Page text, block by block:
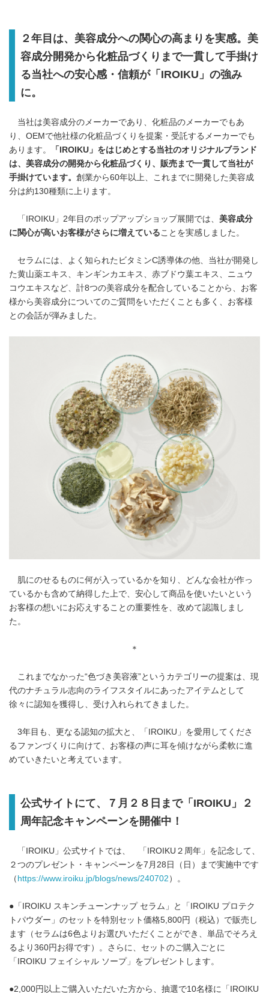
２年目は、美容成分への関心の高まりを実感。美
容成分開発から化粧品づくりまで一貫して手掛け
る当社への安心感・信頼が「IROIKU」の強み
に。
当社は美容成分のメーカーであり、化粧品のメーカーでもあ
り、OEMで他社様の化粧品づくりを提案・受託するメーカーでも
あります。
「 IROIKU 」をはじめとする当社のオリジナルブランド
は、美容成分の開発から化粧品づくり、
販売まで一貫して当社が
手掛けています。 創業から60年以上、これまでに開発した美容成
分は約130種類に上ります。
「IROIKU」2年目のポップアップショップ展開では、 美容成分
に 関心が高いお客様がさらに増えている ことを実感しました。
セラムには、よく知られたビタミンC誘導体の他、当社が開発し
た黄山薬エキス、キンギンカエキス、赤ブドウ葉エキス、ニュウ
コウエキスなど、計8つの美容成分を配合していることから、お客
様から美容成分についてのご質問をいただくことも多く、お客様
との会話が弾みました。
肌にのせるものに何が入っているかを知り、どんな会社が作っ
ているかも含めて納得した上で、安心して商品を使いたいという
お客様の想いにお応えすることの重要性を、改めて認識しまし
た。
＊
これまでなかった“色づき美容液”というカテゴリーの提案は、現
代のナチュラル志向のライフスタイルにあったアイテムとして
徐々に認知を獲得し、受け入れられてきました。
3年目も、更なる認知の拡大と、「IROIKU」を愛用してくださ
るファンづくりに向けて、お客様の声に耳を傾けながら柔軟に進
めていきたいと考えています。
公式サイトにて、７月２８日まで「IROIKU」２
周年記念キャンペーンを開催中！
「IROIKU」公式サイトでは、 「IROIKU２周年」を記念して、
２つのプレゼント・キャンペーンを7月28日（日）まで実施中です
（ https://www.iroiku.jp/blogs/news/240702 ）。
●「IROIKU スキンチューンナップ セラム」と「IROIKU プロテク
トパウダー」のセットを特別セット価格5,800円（税込）で販売し
ます（セラムは6色よりお選びいただくことができ、単品でそろえ
るより360円お得です）。さらに、セットのご購入ごとに
「IROIKU フェイシャル ソープ」をプレゼントします。
●2,000円以上ご購入いただいた方から、抽選で10名様に「IROIKU
Japanese